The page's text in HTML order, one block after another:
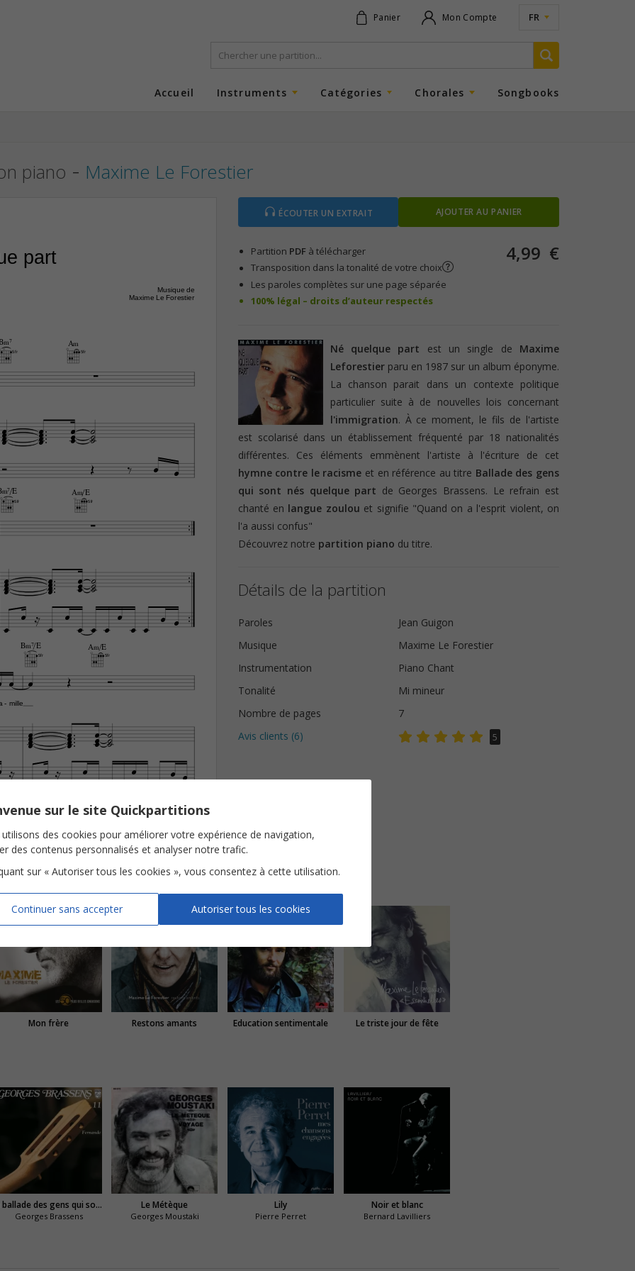
Panier Mon Compte FR
Accueil Instruments Catégories Chorales Songbooks
piano - Maxime Le Forestier
part
Musique de
Maxime Le Forestier



mille
-
5fr

5fr
A‹
5fr
E

5fr
A‹/E
5fr
B‹7/E
5fr
A‹/E



 


 

 


    



 


 

 


            
   



 


 

 


             
ÉCOUTER UN EXTRAIT AJOUTER AU PANIER
Partition PDF à télécharger
Transposition dans la tonalité de votre choix
Les paroles complètes sur une page séparée
100% légal – droits d’auteur respectés
4,99 €
Né quelque part est un single de Maxime
Leforestierparu en 1987 sur un album éponyme.
La chanson parait dans un contexte politique
particulier suite à de nouvelles lois concernant
l'immigration. À ce moment, le fils de l'artiste
est scolarisé dans un établissement fréquenté par 18 nationalités
différentes. Ces éléments emmènent l'artiste à l'écriture de cet
hymne contre le racisme et en référence au titre Ballade des gens
qui sont nés quelque part de Georges Brassens. Le refrain est
chanté en langue zoulou et signifie "Quand on a l'esprit violent, on
l'a aussi confus"
Découvrez notre partition piano du titre.
Détails de la partition
Paroles
Jean Guigon
Musique
Maxime Le Forestier
Instrumentation
Piano Chant
Tonalité
Mi mineur
Nombre de pages
7
Avis clients (6) 5
Mon frère Restons amants Education sentimentale Le triste jour de fête
La ballade des gens qui sont nés quelque part
Georges Brassens
Le Métèque
Georges Moustaki
Lily
Pierre Perret
Noir et blanc
Bernard Lavilliers
sur le site Quickpartitions
des cookies pour améliorer votre expérience de navigation,
des contenus personnalisés et analyser notre trafic.
sur « Autoriser tous les cookies », vous consentez à cette utilisation.
Continuer sans accepter Autoriser tous les cookies